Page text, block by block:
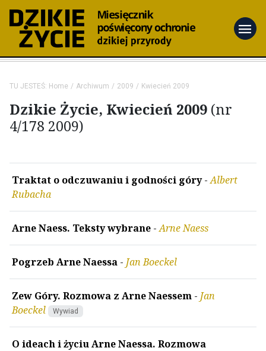
menu
TU JESTEŚ: Home Archiwum 2009 Kwiecień 2009
Dzikie Życie, Kwiecień 2009 (nr
4/178 2009)
Traktat o odczuwaniu i godności góry-Albert
Rubacha
Arne Naess. Teksty wybrane -Arne Naess
Pogrzeb Arne Naessa - Jan Boeckel
Zew Góry. Rozmowa z Arne Naessem - Jan
Boeckel
Wywiad
O ideach i życiu Arne Naessa. Rozmowa